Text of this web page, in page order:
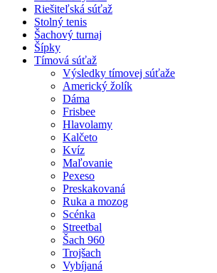
Riešiteľská súťaž
Stolný tenis
Šachový turnaj
Šípky
Tímová súťaž
Výsledky tímovej súťaže
Americký žolík
Dáma
Frisbee
Hlavolamy
Kalčeto
Kvíz
Maľovanie
Pexeso
Preskakovaná
Ruka a mozog
Scénka
Streetbal
Šach 960
Trojšach
Vybíjaná